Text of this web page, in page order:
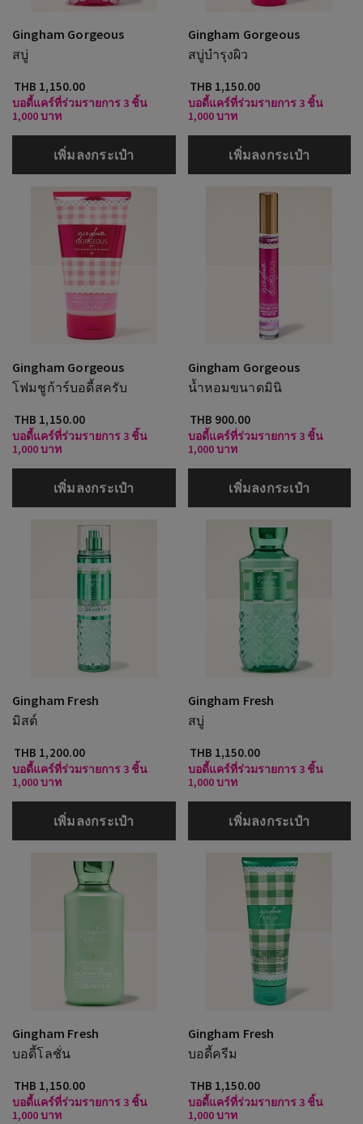
Gingham Gorgeous
สบู่
THB 1,150.00
บอดี้แคร์ที่ร่วมรายการ 3 ชิ้น
1,000 บาท
เพิ่มลงกระเป๋า
Gingham Gorgeous
สบู่บำรุงผิว
THB 1,150.00
บอดี้แคร์ที่ร่วมรายการ 3 ชิ้น
1,000 บาท
เพิ่มลงกระเป๋า
Gingham Gorgeous
โฟมชูก้าร์บอดี้สครับ
THB 1,150.00
บอดี้แคร์ที่ร่วมรายการ 3 ชิ้น
1,000 บาท
เพิ่มลงกระเป๋า
Gingham Gorgeous
น้ำหอมขนาดมินิ
THB 900.00
บอดี้แคร์ที่ร่วมรายการ 3 ชิ้น
1,000 บาท
เพิ่มลงกระเป๋า
Gingham Fresh
มิสต์
THB 1,200.00
บอดี้แคร์ที่ร่วมรายการ 3 ชิ้น
1,000 บาท
เพิ่มลงกระเป๋า
Gingham Fresh
สบู่
THB 1,150.00
บอดี้แคร์ที่ร่วมรายการ 3 ชิ้น
1,000 บาท
เพิ่มลงกระเป๋า
Gingham Fresh
บอดี้โลชั่น
THB 1,150.00
บอดี้แคร์ที่ร่วมรายการ 3 ชิ้น
1,000 บาท
Gingham Fresh
บอดี้ครีม
THB 1,150.00
บอดี้แคร์ที่ร่วมรายการ 3 ชิ้น
1,000 บาท